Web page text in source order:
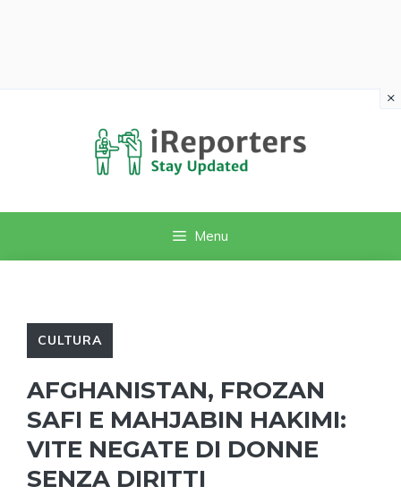
Menu
CULTURA
AFGHANISTAN, FROZAN
SAFI E MAHJABIN HAKIMI:
VITE NEGATE DI DONNE
SENZA DIRITTI
×